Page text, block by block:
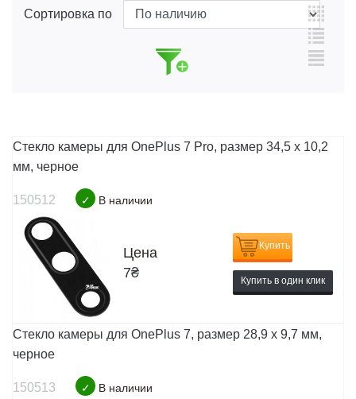
Сортировка по
Стекло камеры для OnePlus 7 Pro, размер 34,5 x 10,2
мм, черное
150512 ✓ В наличии
Цена
7₴
Купить
Купить в один клик
Стекло камеры для OnePlus 7, размер 28,9 x 9,7 мм,
черное
150513 ✓ В наличии